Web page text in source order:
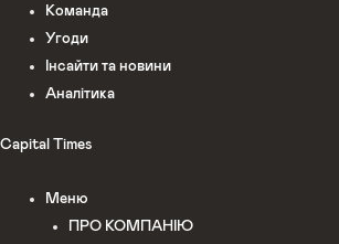
Команда
Угоди
Інсайти та новини
Аналітика
Capital Times
Меню
ПРО КОМПАНІЮ